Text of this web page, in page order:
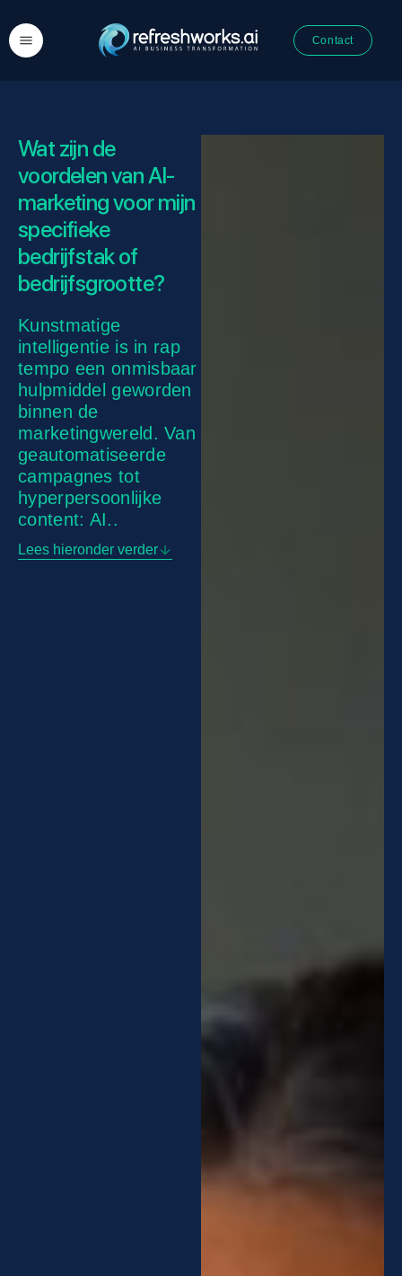
Contact
Wat zijn de
voordelen van AI-
marketing voor mijn
specifieke
bedrijfstak of
bedrijfsgrootte?
Kunstmatige
intelligentie is in rap
tempo een onmisbaar
hulpmiddel geworden
binnen de
marketingwereld. Van
geautomatiseerde
campagnes tot
hyperpersoonlijke
content: AI..
Lees hieronder verder